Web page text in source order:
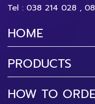
Tel : 038 214 028 ,
HOME
PRODUCTS
HOW TO